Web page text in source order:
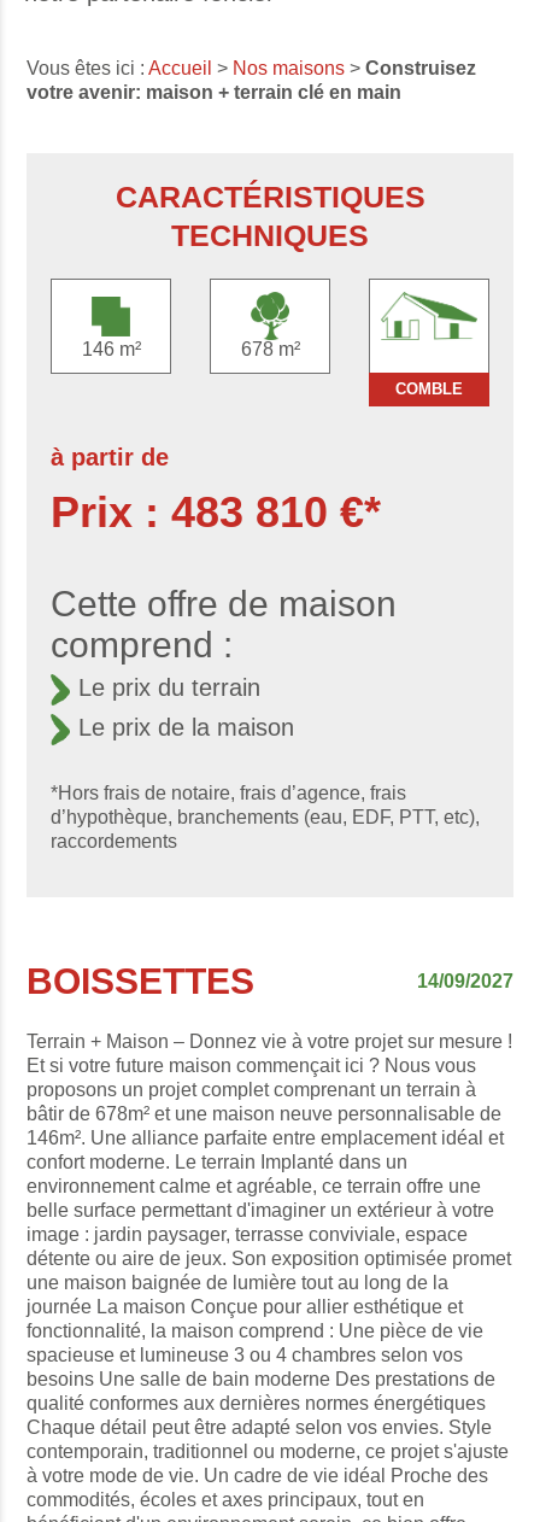
Vous êtes ici :Accueil > Nos maisons >Construisez
votre avenir: maison + terrain clé en main
BOISSETTES 14/09/2027
Terrain + Maison – Donnez vie à votre projet sur mesure !
Et si votre future maison commençait ici ? Nous vous
proposons un projet complet comprenant un terrain à
bâtir de 678m² et une maison neuve personnalisable de
146m². Une alliance parfaite entre emplacement idéal et
confort moderne. Le terrain Implanté dans un
environnement calme et agréable, ce terrain offre une
belle surface permettant d'imaginer un extérieur à votre
image : jardin paysager, terrasse conviviale, espace
détente ou aire de jeux. Son exposition optimisée promet
une maison baignée de lumière tout au long de la
journée La maison Conçue pour allier esthétique et
fonctionnalité, la maison comprend : Une pièce de vie
spacieuse et lumineuse 3 ou 4 chambres selon vos
besoins Une salle de bain moderne Des prestations de
qualité conformes aux dernières normes énergétiques
Chaque détail peut être adapté selon vos envies. Style
contemporain, traditionnel ou moderne, ce projet s'ajuste
à votre mode de vie. Un cadre de vie idéal Proche des
commodités, écoles et axes principaux, tout en
CARACTÉRISTIQUES
TECHNIQUES
146 m² 678 m²
COMBLE
à partir de
Prix : 483 810 €*
Cette offre de maison
comprend :
Le prix du terrain
Le prix de la maison
*Hors frais de notaire, frais d’agence, frais
d’hypothèque, branchements (eau, EDF, PTT, etc),
raccordements